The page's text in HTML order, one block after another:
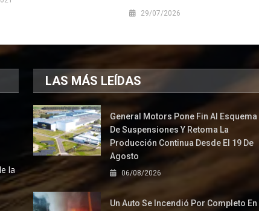
29/07/2026
la
LAS MÁS LEÍDAS
General Motors Pone Fin Al Esquema
De Suspensiones Y Retoma La
Producción Continua Desde El 19 De
Agosto
06/08/2026
Un Auto Se Incendió Por Completo En